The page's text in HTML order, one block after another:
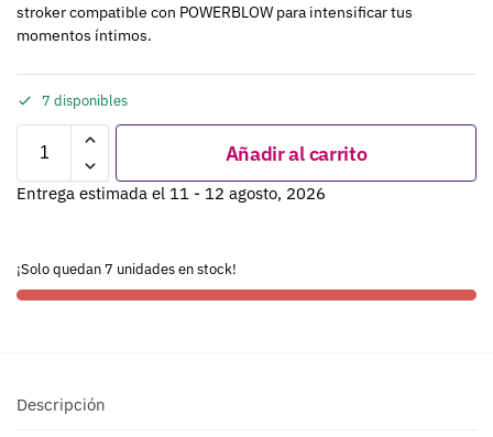
stroker compatible con POWERBLOW para intensificar tus
momentos íntimos.
7 disponibles
Añadir al carrito
Entrega estimada el 11 - 12 agosto, 2026
¡Solo quedan 7 unidades en stock!
Descripción